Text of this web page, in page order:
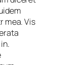
mea. Vis